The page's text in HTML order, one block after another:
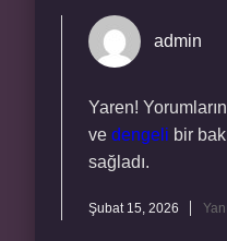
admin
Yaren!
ve dengeli bir
sağladı.
Şubat 15, 2026